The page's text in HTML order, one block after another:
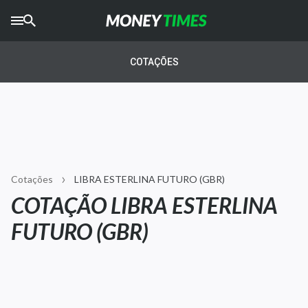
AGROTIMES
Newsletters
Money Trader
COTAÇÕES
Cotações LIBRA ESTERLINA FUTURO (GBR)
COTAÇÃO LIBRA ESTERLINA
FUTURO (GBR)